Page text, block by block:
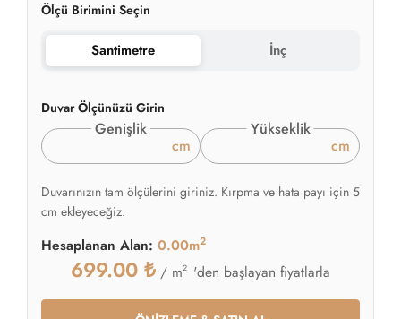
Ölçü Birimini Seçin
Santimetre İnç
Duvar Ölçünüzü Girin
Genişlik
cm
Yükseklik
cm
Duvarınızın tam ölçülerini giriniz. Kırpma ve hata payı için 5
cm ekleyeceğiz.
Hesaplanan Alan: 0.00m2
699.00 ₺ / m2 'den başlayan fiyatlarla